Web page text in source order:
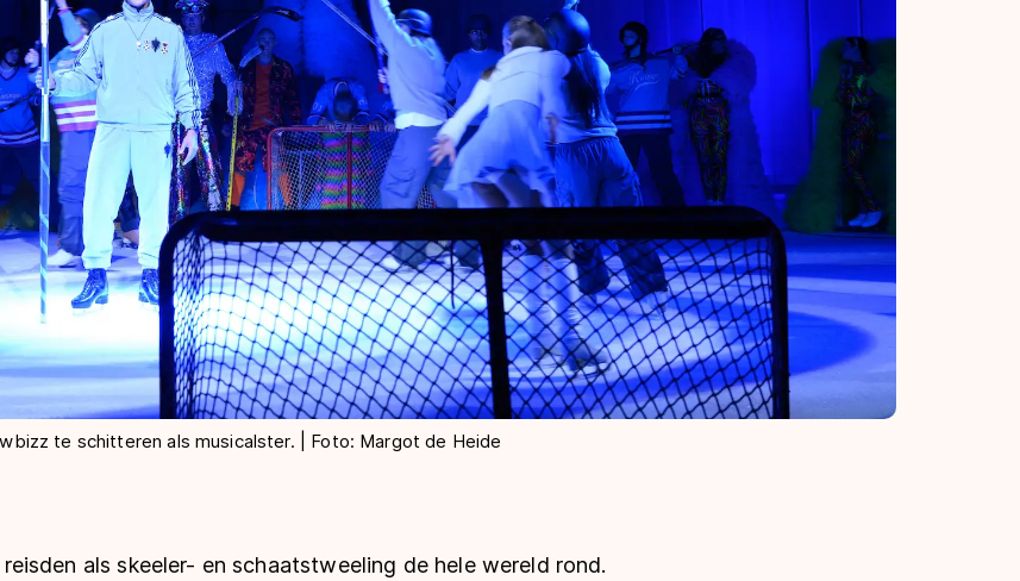
te schitteren als musicalster. | Foto: Margot de Heide
als skeeler- en schaatstweeling de hele wereld rond.